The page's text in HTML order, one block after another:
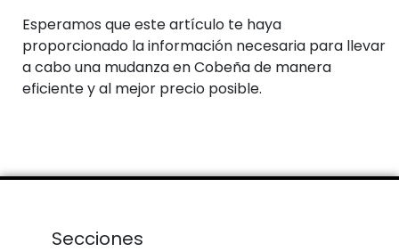
Esperamos que este artículo te haya
proporcionado la información necesaria para llevar
a cabo una mudanza en Cobeña de manera
eficiente y al mejor precio posible.
Secciones